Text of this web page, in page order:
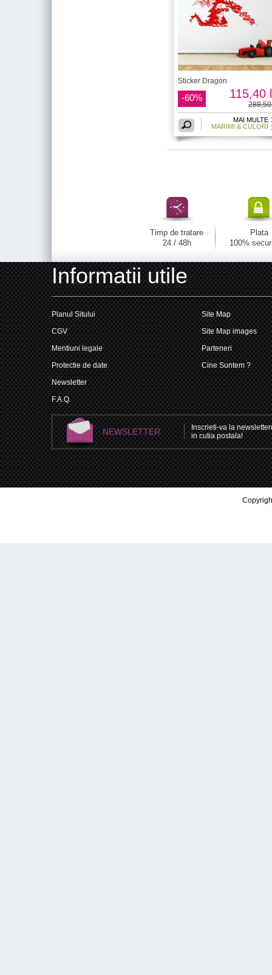
Sticker Dragon
-60% 115,40
MAI MULTE
MARIMI & CULORI
Timp de tratare
24 / 48h
Plata
100%
Informatii utile
Planul Sitului
CGV
Mentiuni legale
Protectie de date
Newsletter
F.A.Q.
Site Map
Site Map images
Parteneri
Cine Suntem ?
NEWSLETTER
Inscrieti-va la
in cutia postala!